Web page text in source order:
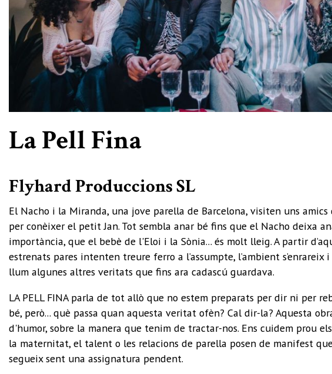
La Pell Fina
Flyhard Produccions SL
El Nacho i la Miranda, una jove parella de Barcelona, visiten uns amics
per conèixer el petit Jan. Tot sembla anar bé fins que el Nacho deixa
importància, que el bebè de l'Eloi i la Sònia... és molt lleig. A partir
estrenats pares intenten treure ferro a l’assumpte, l’ambient s’enrareix
llum algunes altres veritats que fins ara cadascú guardava.
LA PELL FINA parla de tot allò que no estem preparats per dir ni per
bé, però... què passa quan aquesta veritat ofèn? Cal dir-la? Aquesta
d'humor, sobre la manera que tenim de tractar-nos. Ens cuidem prou
la maternitat, el talent o les relacions de parella posen de manifest
segueix sent una assignatura pendent.